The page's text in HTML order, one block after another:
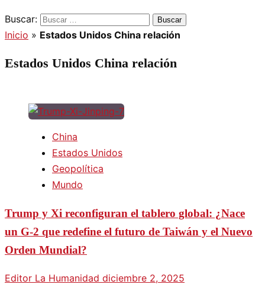
Buscar:
Inicio » Estados Unidos China relación
Estados Unidos China relación
China
Estados Unidos
Geopolítica
Mundo
Trump y Xi reconfiguran el tablero global: ¿Nace
un G-2 que redefine el futuro de Taiwán y el Nuevo
Orden Mundial?
Editor La Humanidad diciembre 2, 2025